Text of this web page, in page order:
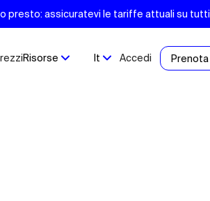
presto: assicuratevi le tariffe attuali su tutti
Risorse It Accedi Prenota